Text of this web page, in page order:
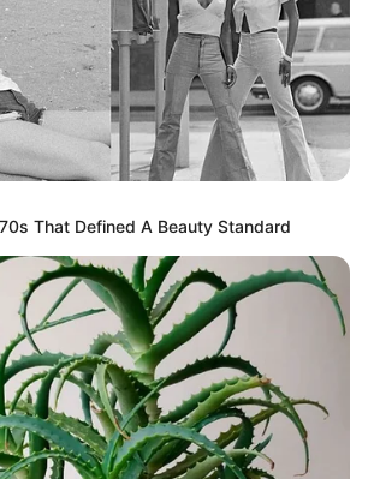
NAS W GOOGLE NEWS, BY BYĆ NA
BIEŻĄCO!
Anakonda nowa wersja Filmy
Ice
Jennifer Lopez Paul Rudd
That Defined A Beauty Standard